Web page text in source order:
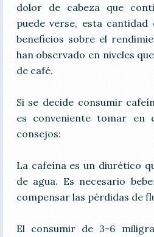
dolor de cabeza que
puede verse, esta cantidad
beneficios sobre el
han observado en niveles
de café.
Si se decide consumir
es conveniente tomar en
consejos:
La cafeína es un diurético
de agua. Es necesario
compensar las pérdidas de
El consumir de 3-6